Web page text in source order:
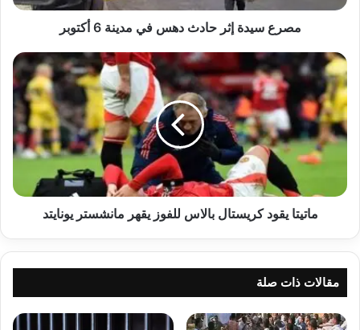
أكتوبر
مصرع سيدة إثر حادث دهس في مدينة 6 أكتوبر
ماتيتا
يقود
كريستال
بالاس
للفوز
يقهر
مانشستر
ماتيتا يقود كريستال بالاس للفوز يقهر مانشستر يونايتد
مقالات ذات صلة